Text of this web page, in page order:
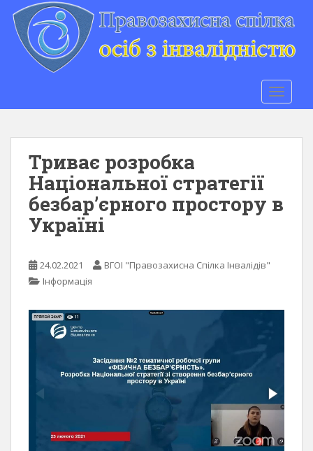
Триває розробка
Національної стратегії
безбар’єрного простору в
Україні
24.02.2021
ВГОІ "Правозахисна Спілка Інвалідів"
Інформація